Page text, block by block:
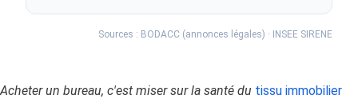
Sources : BODACC (annonces légales) · INSEE SIRENE
Acheter un bureau, c'est miser sur la santé du tissu immobilier